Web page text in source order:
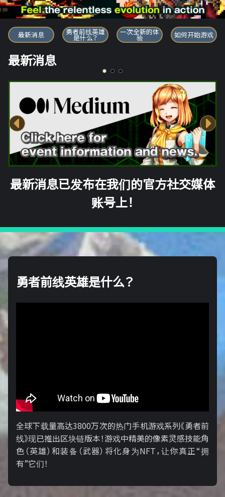
勇者前线英雄
最新消息 勇者前线英雄
是什么？
一次全新的体
验 如何开始游戏
最新消息
最新消息已发布在我们的官方社交媒体
账号上！
勇者前线英雄是什么？
全球下载量高达3800万次的热门手机游戏系列《勇者前
线》现已推出区块链版本！游戏中精美的像素灵感技能角
色（英雄）和装备（武器）将化身为NFT，让你真正“拥
有”它们！